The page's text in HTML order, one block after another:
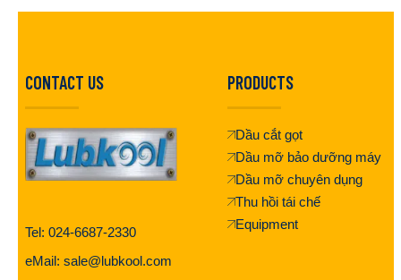
CONTACT US
Tel: 024-6687-2330
eMail: sale@lubkool.com
PRODUCTS
Dầu cắt gọt
Dầu mỡ bảo dưỡng máy
Dầu mỡ chuyên dụng
Thu hồi tái chế
Equipment